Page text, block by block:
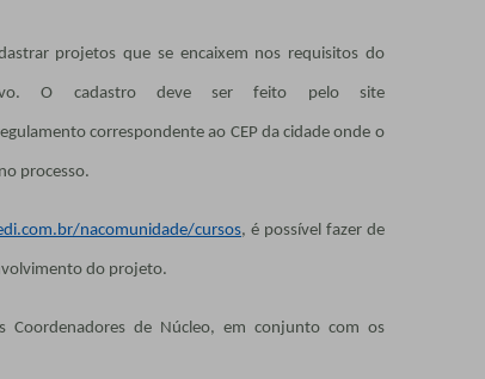
projetos que se encaixem nos requisitos do
O cadastro deve ser feito pelo site
correspondente ao CEP da cidade onde o
processo.
nacomunidade/cursos, é possível fazer de
do projeto.
Coordenadores de Núcleo, em conjunto com os